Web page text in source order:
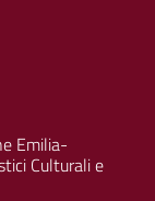
Emilia-
Culturali e